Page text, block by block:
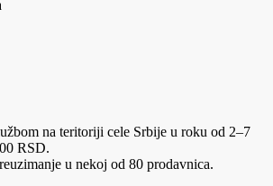
na teritoriji cele Srbije u roku od 2–7
RSD.
u nekoj od 80 prodavnica.